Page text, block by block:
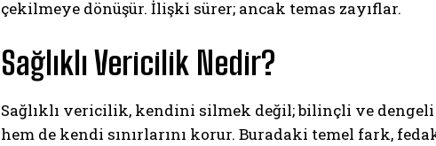
çekilmeye dönüşür. İlişki sürer; ancak temas zayıflar.
Sağlıklı Vericilik Nedir?
Sağlıklı vericilik, kendini silmek değil; bilinçli ve
hem de kendi sınırlarını korur. Buradaki temel fark,